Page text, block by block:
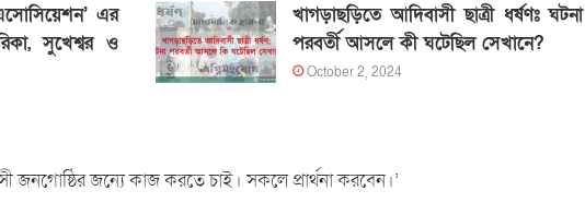
এর
সুখেশ্বর ও
খাগড়াছড়িতে আদিবাসী ছাত্রী ধর্ষণঃ ঘটনা
পরবর্তী আসলে কী ঘটেছিল সেখানে?
October 2, 2024
জন্যে কাজ করতে চাই। সকলে প্রার্থনা করবেন।’